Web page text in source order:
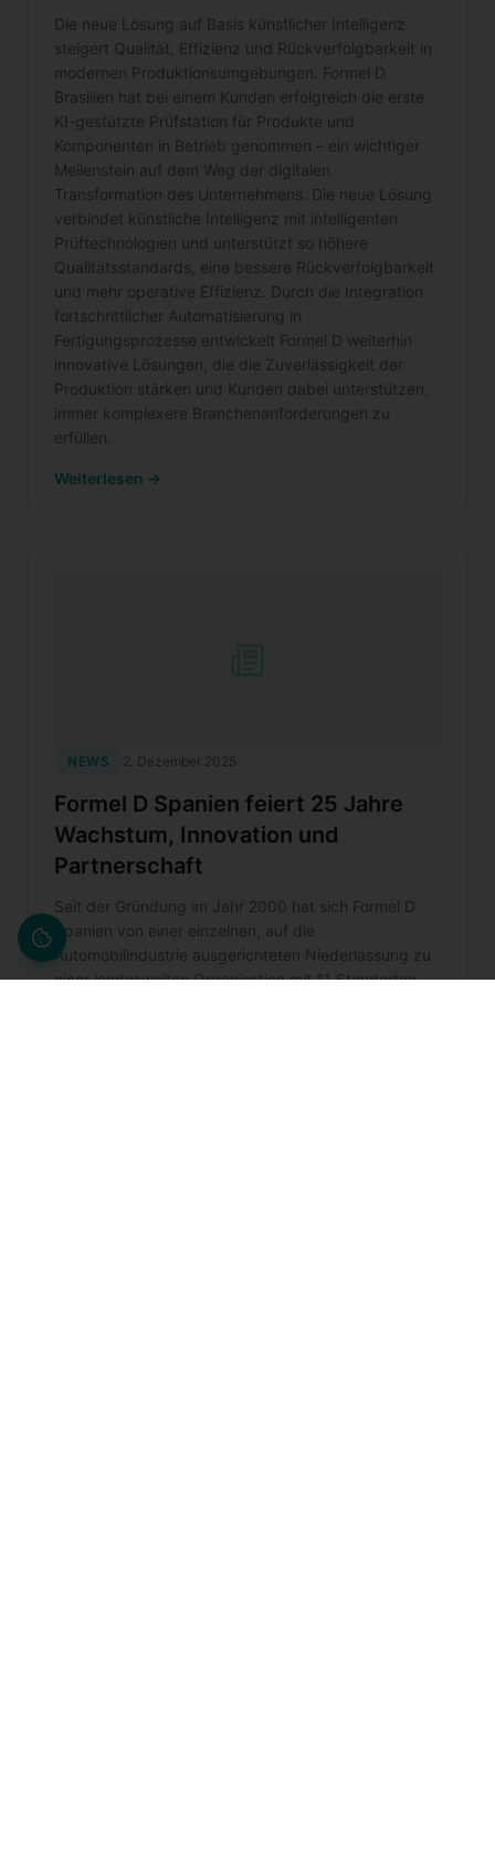
Die neue Lösung auf Basis künstlicher Intelligenz
steigert Qualität, Effizienz und Rückverfolgbarkeit in
modernen Produktionsumgebungen. Formel D
Brasilien hat bei einem Kunden erfolgreich die erste
KI-gestützte Prüfstation für Produkte und
Komponenten in Betrieb genommen – ein wichtiger
Meilenstein auf dem Weg der digitalen
Transformation des Unternehmens. Die neue Lösung
verbindet künstliche Intelligenz mit intelligenten
Prüftechnologien und unterstützt so höhere
Qualitätsstandards, eine bessere Rückverfolgbarkeit
und mehr operative Effizienz. Durch die Integration
fortschrittlicher Automatisierung in
Fertigungsprozesse entwickelt Formel D weiterhin
innovative Lösungen, die die Zuverlässigkeit der
Produktion stärken und Kunden dabei unterstützen,
immer komplexere Branchenanforderungen zu
erfüllen.
Weiterlesen →
NEWS 2. Dezember 2025
Formel D Spanien feiert 25 Jahre
Wachstum, Innovation und
Partnerschaft
Seit der Gründung im Jahr 2000 hat sich Formel D
Spanien von einer einzelnen, auf die
Automobilindustrie ausgerichteten Niederlassung zu
einer landesweiten Organisation mit 11 Standorten,